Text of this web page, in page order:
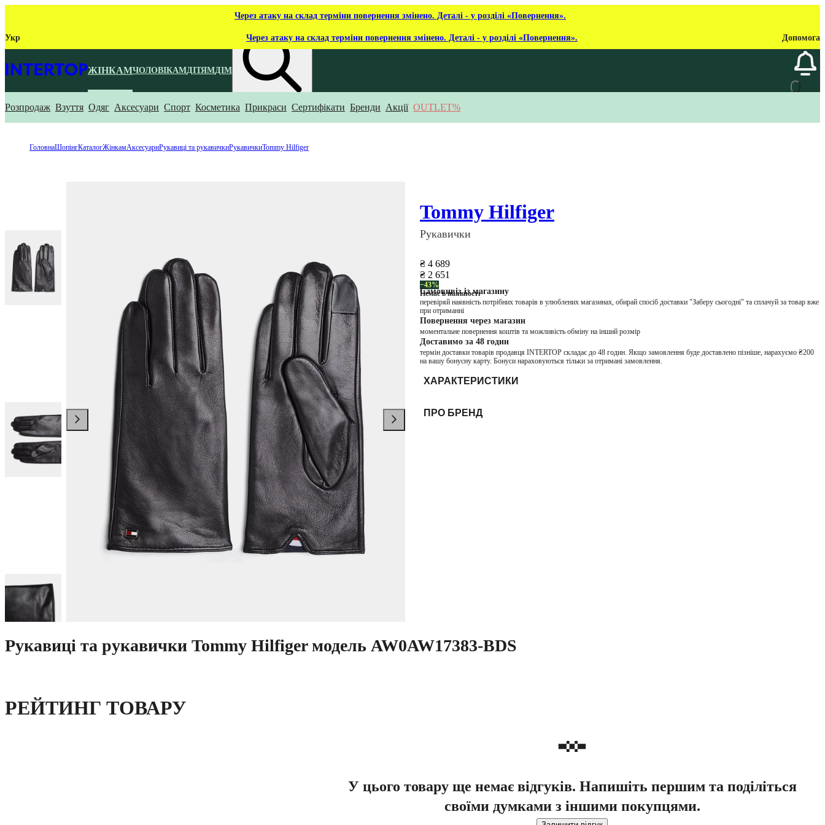
Через атаку на склад терміни повернення змінено. Деталі - у розділі «Повернення».
Укр Через атаку на склад терміни повернення змінено. Деталі - у розділі «Повернення». Допомога
ЖІНКАМЧОЛОВІКАМДІТЯМДІМ
Що ти шукаєш?
Розпродаж Взуття Одяг Аксесуари Спорт Косметика Прикраси Сертифікати Бренди Акції OUTLET%
ГоловнаШопінгКаталогЖінкамАксесуариРукавиці та рукавичкиРукавичкиTommy Hilfiger
Tommy Hilfiger
Рукавички
₴ 4 689
₴ 2 651
−43%
Немає в наявності
Самовивіз із магазину
перевіряй наявність потрібних товарів в улюблених магазинах, обирай спосіб доставки "Заберу сьогодні" та сплачуй за товар вже
при отриманні
Повернення через магазин
моментальне повернення коштів та можливість обміну на інший розмір
Доставимо за 48 годин
термін доставки товарів продавця INTERTOP складає до 48 годин. Якщо замовлення буде доставлено пізніше, нарахуємо ₴200
на вашу бонусну карту. Бонуси нараховуються тільки за отримані замовлення.
ХАРАКТЕРИСТИКИ
ПРО БРЕНД
Рукавиці та рукавички Tommy Hilfiger модель AW0AW17383-BDS
РЕЙТИНГ ТОВАРУ
У цього товару ще немає відгуків. Напишіть першим та поділіться
своїми думками з іншими покупцями.